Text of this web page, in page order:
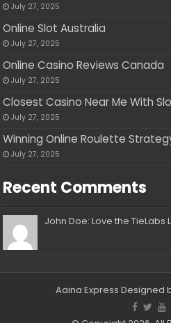
July 27, 2025
Online Slot Australia
July 27, 2025
Online Casino Reviews Canada
July 27, 2025
Closest Casino Near Me With
July 27, 2025
Winning Online Roulette
July 27, 2025
Recent Comments
John Doe: Love the TieLabs
Aaina Express Designed